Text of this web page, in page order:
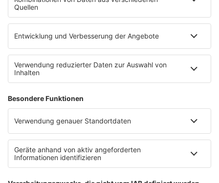
Datenschutzeinstellungen
Impressum
Nutzungsbedingungen
Stromvergleich
Werbung buchen
Moderatoren buchen